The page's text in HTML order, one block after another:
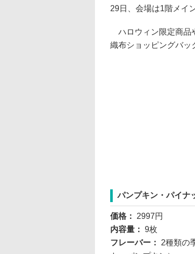
29日、会場は1階メイ
ハロウィン限定商品
織布ショッピングバッ
パンプキン・パイナ
価格： 2997円
内容量： 9枚
フレーバー： 2種類の